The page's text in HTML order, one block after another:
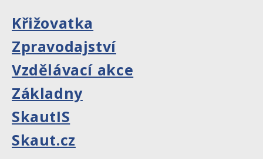
Křižovatka
Zpravodajství
Vzdělávací akce
Základny
SkautIS
Skaut.cz